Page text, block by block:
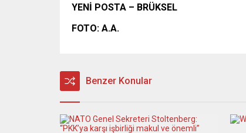
YENİ POSTA – BRÜKSEL
FOTO: A.A.
Benzer Konular